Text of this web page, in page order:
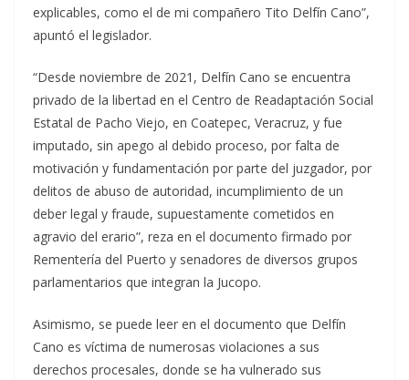
explicables, como el de mi compañero Tito Delfín Cano”,
apuntó el legislador.
“Desde noviembre de 2021, Delfín Cano se encuentra
privado de la libertad en el Centro de Readaptación Social
Estatal de Pacho Viejo, en Coatepec, Veracruz, y fue
imputado, sin apego al debido proceso, por falta de
motivación y fundamentación por parte del juzgador, por
delitos de abuso de autoridad, incumplimiento de un
deber legal y fraude, supuestamente cometidos en
agravio del erario”, reza en el documento firmado por
Rementería del Puerto y senadores de diversos grupos
parlamentarios que integran la Jucopo.
Asimismo, se puede leer en el documento que Delfín
Cano es víctima de numerosas violaciones a sus
derechos procesales, donde se ha vulnerado sus